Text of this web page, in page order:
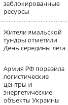
заблокированные
ресурсы
Жители ямальской
тундры отметили
День середины лета
Армия РФ поразила
логистические
центры и
энергетические
объекты Украины